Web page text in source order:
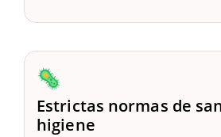
🦠
Estrictas normas de
higiene